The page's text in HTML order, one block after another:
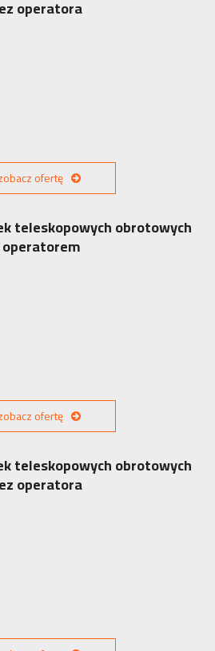
operatora
ofertę
teleskopowych obrotowych
ofertę
teleskopowych obrotowych
operatora